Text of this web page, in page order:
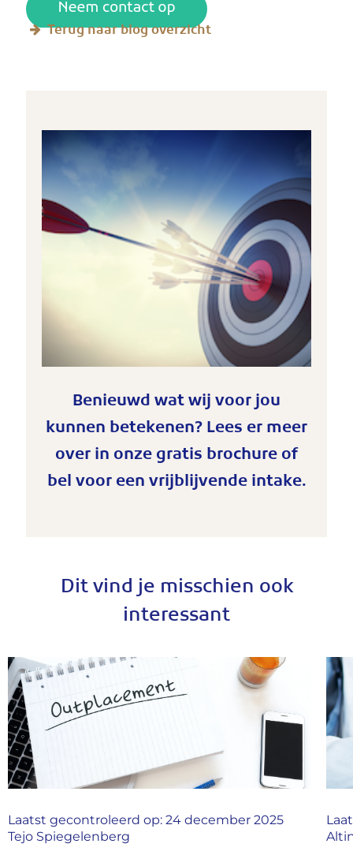
Terug naar blog overzicht
Benieuwd wat wij voor jou
kunnen betekenen? Lees er meer
over in onze gratis brochure of
bel voor een vrijblijvende intake.
Dit vind je misschien ook
interessant
Laatst gecontroleerd op: 24 december 2025
Tejo Spiegelenberg